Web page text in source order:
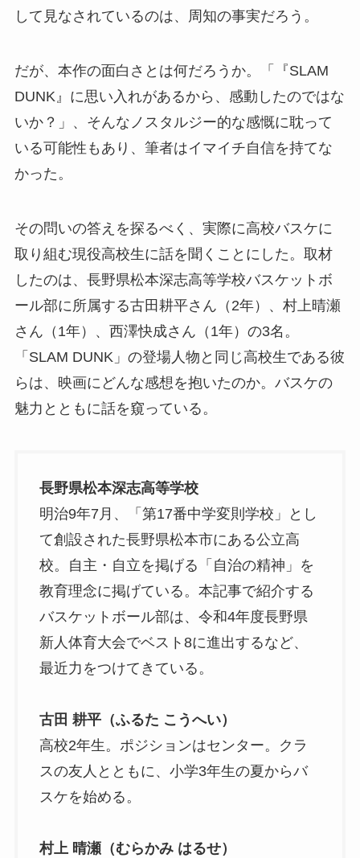
して見なされているのは、周知の事実だろう。
だが、本作の面白さとは何だろうか。「『SLAM
DUNK』に思い入れがあるから、感動したのではな
いか？」、そんなノスタルジー的な感慨に耽って
いる可能性もあり、筆者はイマイチ自信を持てな
かった。
その問いの答えを探るべく、実際に高校バスケに
取り組む現役高校生に話を聞くことにした。取材
したのは、長野県松本深志高等学校バスケットボ
ール部に所属する古田耕平さん（2年）、村上晴瀬
さん（1年）、西澤快成さん（1年）の3名。
「SLAM DUNK」の登場人物と同じ高校生である彼
らは、映画にどんな感想を抱いたのか。バスケの
魅力とともに話を窺っている。
長野県松本深志高等学校
明治9年7月、「第17番中学変則学校」とし
て創設された長野県松本市にある公立高
校。自主・自立を掲げる「自治の精神」を
教育理念に掲げている。本記事で紹介する
バスケットボール部は、令和4年度長野県
新人体育大会でベスト8に進出するなど、
最近力をつけてきている。
古田 耕平（ふるた こうへい）
高校2年生。ポジションはセンター。クラ
スの友人とともに、小学3年生の夏からバ
スケを始める。
村上 晴瀬（むらかみ はるせ）